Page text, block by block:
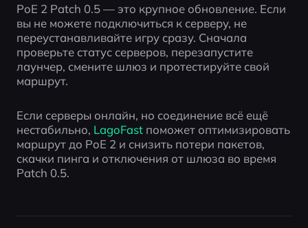
PoE 2 Patch 0.5 — это крупное обновление. Если
вы не можете подключиться к серверу, не
переустанавливайте игру сразу. Сначала
проверьте статус серверов, перезапустите
лаунчер, смените шлюз и протестируйте свой
маршрут.
Если серверы онлайн, но соединение всё ещё
нестабильно, LagoFast поможет оптимизировать
маршрут до PoE 2 и снизить потери пакетов,
скачки пинга и отключения от шлюза во время
Patch 0.5.